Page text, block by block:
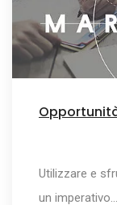
Utilizzare e
un imperativo…